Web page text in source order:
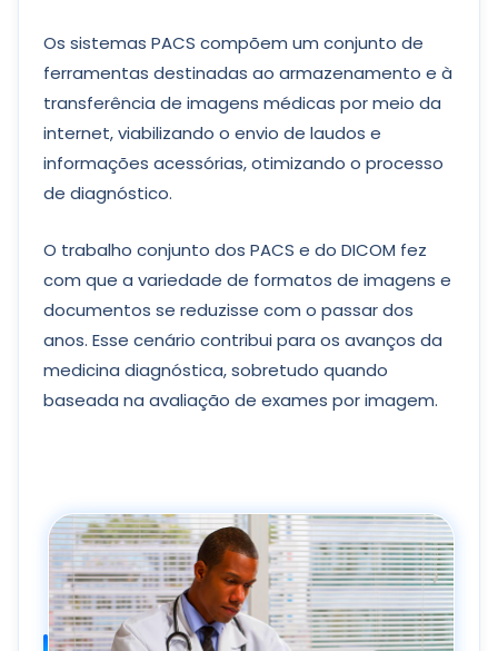
Os sistemas PACS compõem um conjunto de
ferramentas destinadas ao armazenamento e à
transferência de imagens médicas por meio da
internet, viabilizando o envio de laudos e
informações acessórias, otimizando o processo
de diagnóstico.
O trabalho conjunto dos PACS e do DICOM fez
com que a variedade de formatos de imagens e
documentos se reduzisse com o passar dos
anos. Esse cenário contribui para os avanços da
medicina diagnóstica, sobretudo quando
baseada na avaliação de exames por imagem.